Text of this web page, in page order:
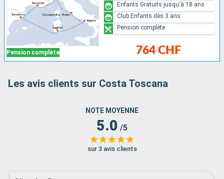
Pension complète 764 CHF
Enfants Gratuits jusqu'à 18 ans
Club Enfants dès 3 ans
Pension complète
Les avis clients sur Costa Toscana
NOTE MOYENNE
5.0 /5
sur 3 avis clients